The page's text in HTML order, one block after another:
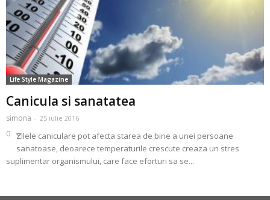
Life Style Magazine
Canicula si sanatatea
simona - 25 iulie 2016
0 Zilele caniculare pot afecta starea de bine a unei persoane
sanatoase, deoarece temperaturile crescute creaza un stres
suplimentar organismului, care face eforturi sa se...